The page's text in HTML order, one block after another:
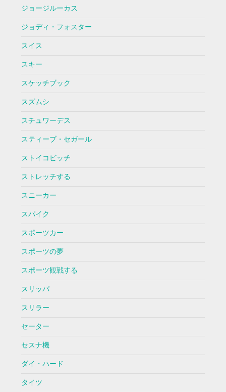
ジョージルーカス
ジョディ・フォスター
スイス
スキー
スケッチブック
スズムシ
スチュワーデス
スティーブ・セガール
ストイコビッチ
ストレッチする
スニーカー
スパイク
スポーツカー
スポーツの夢
スポーツ観戦する
スリッパ
スリラー
セーター
セスナ機
ダイ・ハード
タイツ